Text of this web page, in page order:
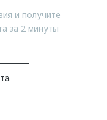
и получите
за 2 минуты